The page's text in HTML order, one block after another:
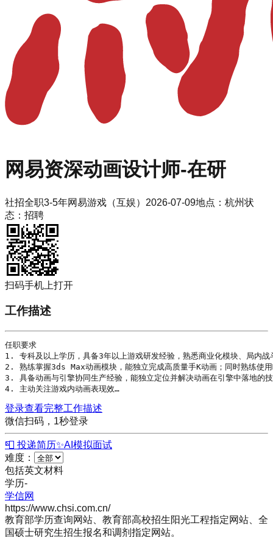
网易资深动画设计师-在研
社招全职3-5年网易游戏（互娱） 2026-07-09地点： 杭州状
态： 招聘
扫码手机上打开
工作描述
任职要求
1. 专科及以上学历 ，具备3年以上游戏研发经验，熟悉商业化模块、局内
2. 熟练掌握3ds Max动画模块，能独立完成高质量手K动画；同时熟
3. 具备动画与引擎协同生产经验，能独立定位并解决动画在引擎中落地
4. 主动关注游戏内动画表现效…
登录查看完整工作描述
微信扫码，1秒登录
📮 投递简历✨AI模拟面试
难度：
包括英文材料
学历-
学信网
https://www.chsi.com.cn/
教育部学历查询网站、教育部高校招生阳光工程指定网站、全
国硕士研究生招生报名和调剂指定网站。